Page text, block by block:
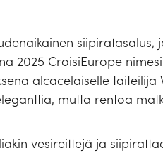
2025 CroisiEurope
alcacelaiselle
mutta rentoa
vesireittejä ja